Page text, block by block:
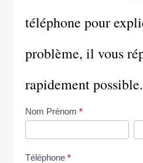
téléphone pour
problème, il vous
rapidement possible.
Me
contacter
Nom Prénom *
Prénom
Téléphone *